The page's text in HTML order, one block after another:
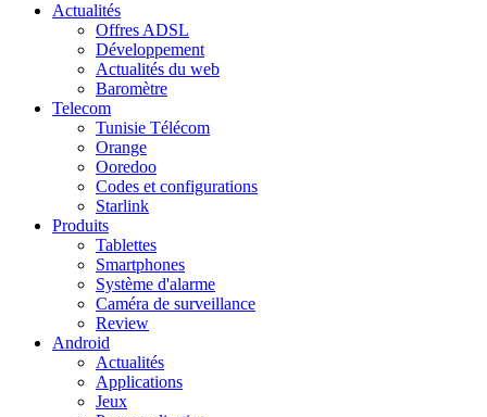
Actualités
Offres ADSL
Développement
Actualités du web
Baromètre
Telecom
Tunisie Télécom
Orange
Ooredoo
Codes et configurations
Starlink
Produits
Tablettes
Smartphones
Système d'alarme
Caméra de surveillance
Review
Android
Actualités
Applications
Jeux